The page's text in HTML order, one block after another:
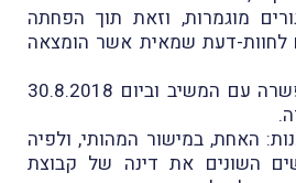
מוגמרות, וזאת תוך הפחתה
לחוות-דעת שמאית אשר הומצאה
העוררת לא הגיעה לפשרה עם המשיב וביום 30.8.2018
האחת, במישור המהותי, ולפיה
השונים את דינה של קבוצת